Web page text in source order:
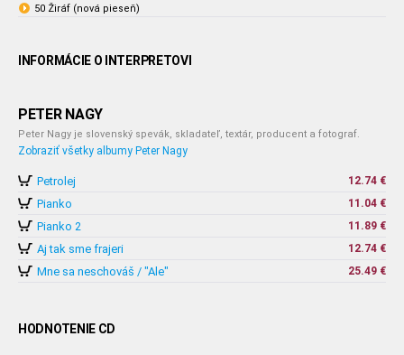
50 Žiráf (nová pieseň)
INFORMÁCIE O INTERPRETOVI
PETER NAGY
Peter Nagy je slovenský spevák, skladateľ, textár, producent a fotograf.
Zobraziť všetky albumy Peter Nagy
Petrolej 12.74 €
Pianko 11.04 €
Pianko 2 11.89 €
Aj tak sme frajeri 12.74 €
Mne sa neschováš / "Ale" 25.49 €
HODNOTENIE CD